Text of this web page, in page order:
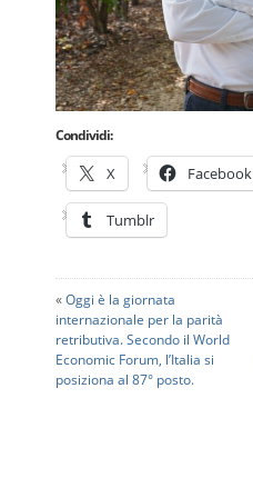
Condividi:
X Facebook
Tumblr
«Oggi è la giornata
internazionale per la parità
retributiva. Secondo il World
Economic Forum, l’Italia si
posiziona al 87° posto.